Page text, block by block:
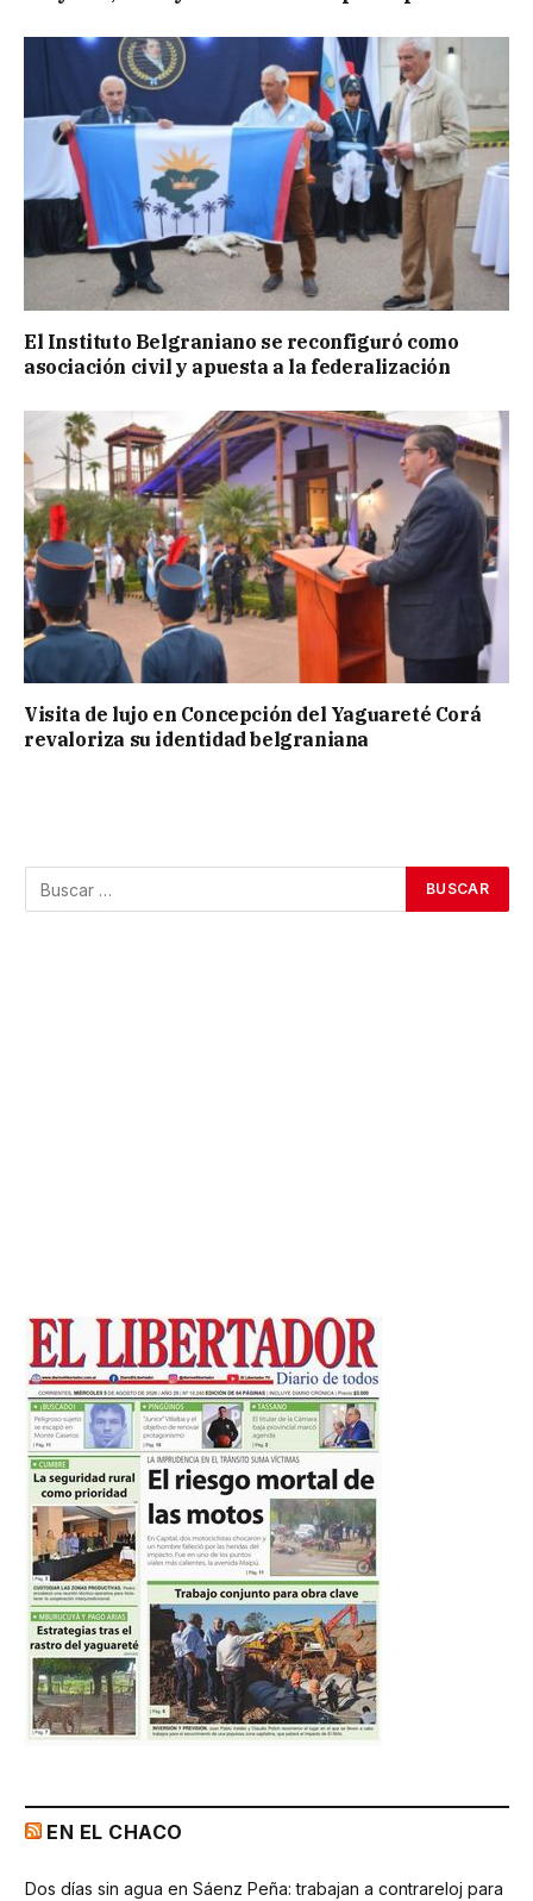
El Instituto Belgraniano se reconfiguró como
asociación civil y apuesta a la federalización
Visita de lujo en Concepción del Yaguareté Corá
revaloriza su identidad belgraniana
EN EL CHACO
Dos días sin agua en Sáenz Peña: trabajan a contrareloj para